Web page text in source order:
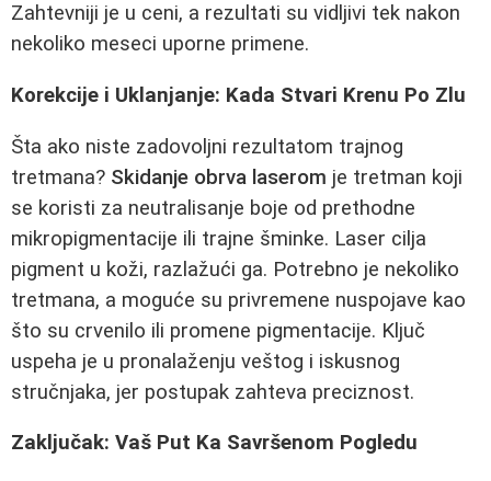
Zahtevniji je u ceni, a rezultati su vidljivi tek nakon
nekoliko meseci uporne primene.
Korekcije i Uklanjanje: Kada Stvari Krenu Po Zlu
Šta ako niste zadovoljni rezultatom trajnog
tretmana? Skidanje obrva laserom je tretman koji
se koristi za neutralisanje boje od prethodne
mikropigmentacije ili trajne šminke. Laser cilja
pigment u koži, razlažući ga. Potrebno je nekoliko
tretmana, a moguće su privremene nuspojave kao
što su crvenilo ili promene pigmentacije. Ključ
uspeha je u pronalaženju veštog i iskusnog
stručnjaka, jer postupak zahteva preciznost.
Zaključak: Vaš Put Ka Savršenom Pogledu